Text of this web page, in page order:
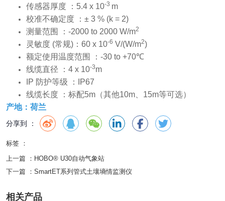
传感器厚度 ：5.4 x 10-3 m
校准不确定度 ：± 3 % (k = 2)
测量范围 ：-2000 to 2000 W/m2
灵敏度 (常规)：60 x 10-6 V/(W/m2)
额定使用温度范围 ：-30 to +70℃
线缆直径 ：4 x 10-3m
IP 防护等级 ：IP67
线缆长度 ：标配5m（其他10m、15m等可选）
产地：荷兰
分享到 ：
标签 ：
上一篇 ： HOBO® U30自动气象站
下一篇 ： SmartET系列管式土壤墒情监测仪
相关产品